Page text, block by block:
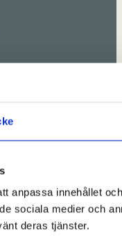
anpassa innehållet
sociala medier och
deras tjänster.